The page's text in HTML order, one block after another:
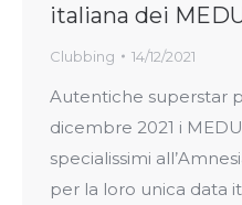
italiana dei
Clubbing 14/12/2021
Autentiche superstar
dicembre 2021 i
specialissimi
per la loro unica data